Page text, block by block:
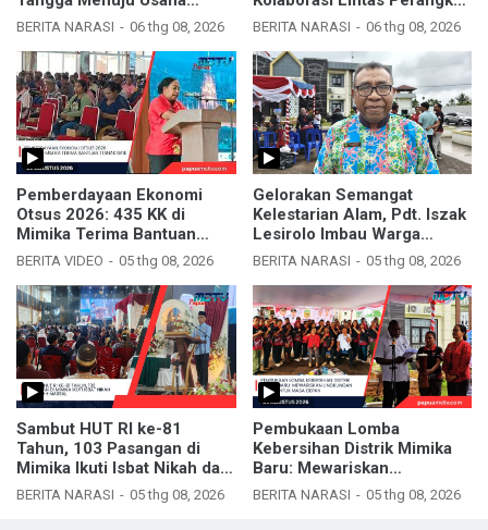
Mandiri dan Profesional
BERITA NARASI 06 thg 08, 2026
Daerah
BERITA NARASI 06 thg 08, 2026
Pemberdayaan Ekonomi
Otsus 2026: 435 KK di
Mimika Terima Bantuan
Ternak Babi
BERITA VIDEO 05 thg 08, 2026
Gelorakan Semangat
Kelestarian Alam, Pdt. Iszak
Lesirolo Imbau Warga
Mimika Jaga Kebersihan
BERITA NARASI 05 thg 08, 2026
Sambut HUT RI ke-81
Tahun, 103 Pasangan di
Mimika Ikuti Isbat Nikah dan
Nikah Massal
BERITA NARASI 05 thg 08, 2026
Pembukaan Lomba
Kebersihan Distrik Mimika
Baru: Mewariskan
Lingkungan Sehat untuk
BERITA NARASI 05 thg 08, 2026